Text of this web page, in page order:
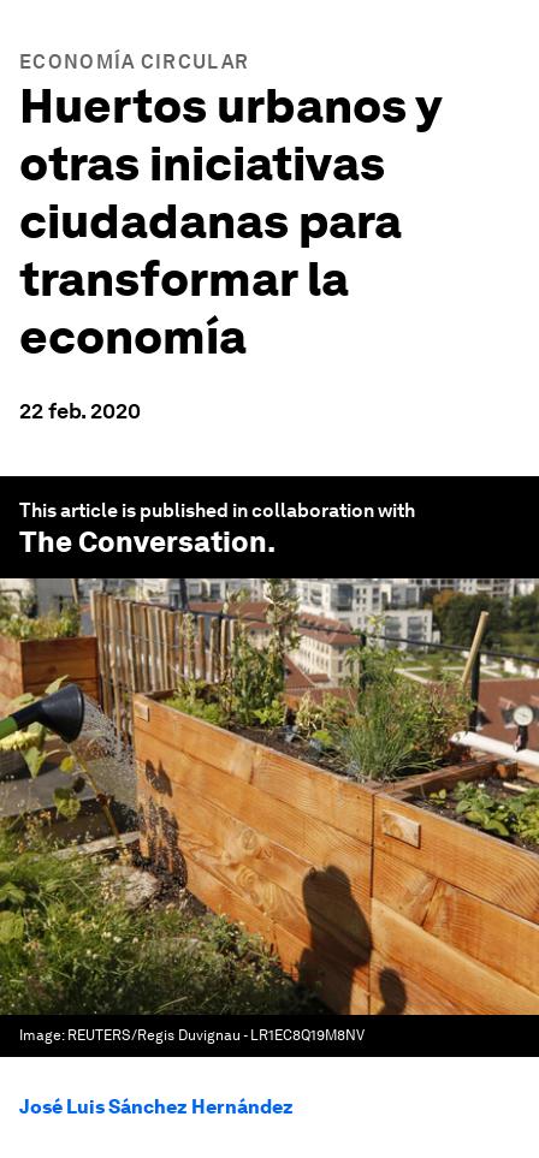
ECONOMÍA CIRCULAR
Huertos urbanos y
otras iniciativas
ciudadanas para
transformar la
economía
22 feb. 2020
This article is published in collaboration with
The Conversation.
Image: REUTERS/Regis Duvignau - LR1EC8Q19M8NV
José Luis Sánchez Hernández